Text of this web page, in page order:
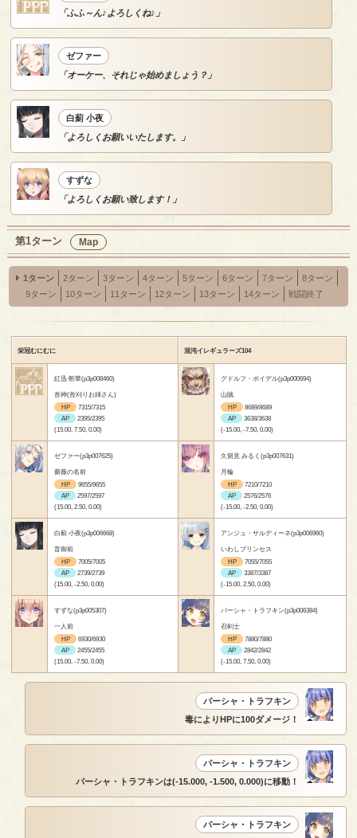
「ふふ～ん♪よろしくね♪」
ゼファー
「オーケー、それじゃ始めましょう？」
白薊 小夜
「よろしくお願いいたします。」
すずな
「よろしくお願い致します！」
第1ターン Map
1ターン 2ターン 3ターン 4ターン 5ターン 6ターン 7ターン
8ターン
9ターン
10ターン 11ターン 12ターン 13ターン 14ターン 戦闘終了
栄冠むにむに 混沌イレギュラーズ104
紅迅 斬華(p3p008460)
首神(首刈りお姉さん)
HP
7315/7315
AP
2395/2395
(15.00, 7.50, 0.00)
グドルフ・ボイデル(p3p000694)
山賊
HP
8689/8689
AP
3638/3638
(-15.00, -7.50, 0.00)
ゼファー(p3p007625)
薔薇の名前
HP
9655/9655
AP
2597/2597
(15.00, 2.50, 0.00)
久留見 みるく(p3p007631)
月輪
HP
7210/7210
AP
2576/2576
(-15.00, -2.50, 0.00)
白薊 小夜(p3p006668)
盲御前
HP
7005/7005
AP
2739/2739
(15.00, -2.50, 0.00)
アンジュ・サルディーネ(p3p006960)
いわしプリンセス
HP
7055/7055
AP
3387/3387
(-15.00, 2.50, 0.00)
すずな(p3p005307)
一人前
HP
6930/6930
AP
2455/2455
(15.00, -7.50, 0.00)
パーシャ・トラフキン(p3p006384)
召剣士
HP
7880/7880
AP
2842/2842
(-15.00, 7.50, 0.00)
パーシャ・トラフキン
毒によりHPに100ダメージ！
パーシャ・トラフキン
パーシャ・トラフキンは(-15.000, -1.500, 0.000)に移動！
パーシャ・トラフキン